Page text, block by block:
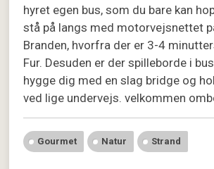
hyret egen bus, som du bare kan
stå på langs med motorvejsnettet
Branden, hvorfra der er 3-4
Fur. Desuden er der spilleborde i
hygge dig med en slag bridge og
ved lige undervejs. velkommen
Gourmet Natur Strand